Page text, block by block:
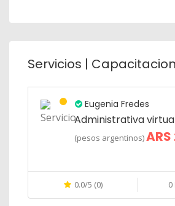
Servicios |
Eugenia Fredes
Administrativa
(pesos argentinos)
0.0/5 (0)